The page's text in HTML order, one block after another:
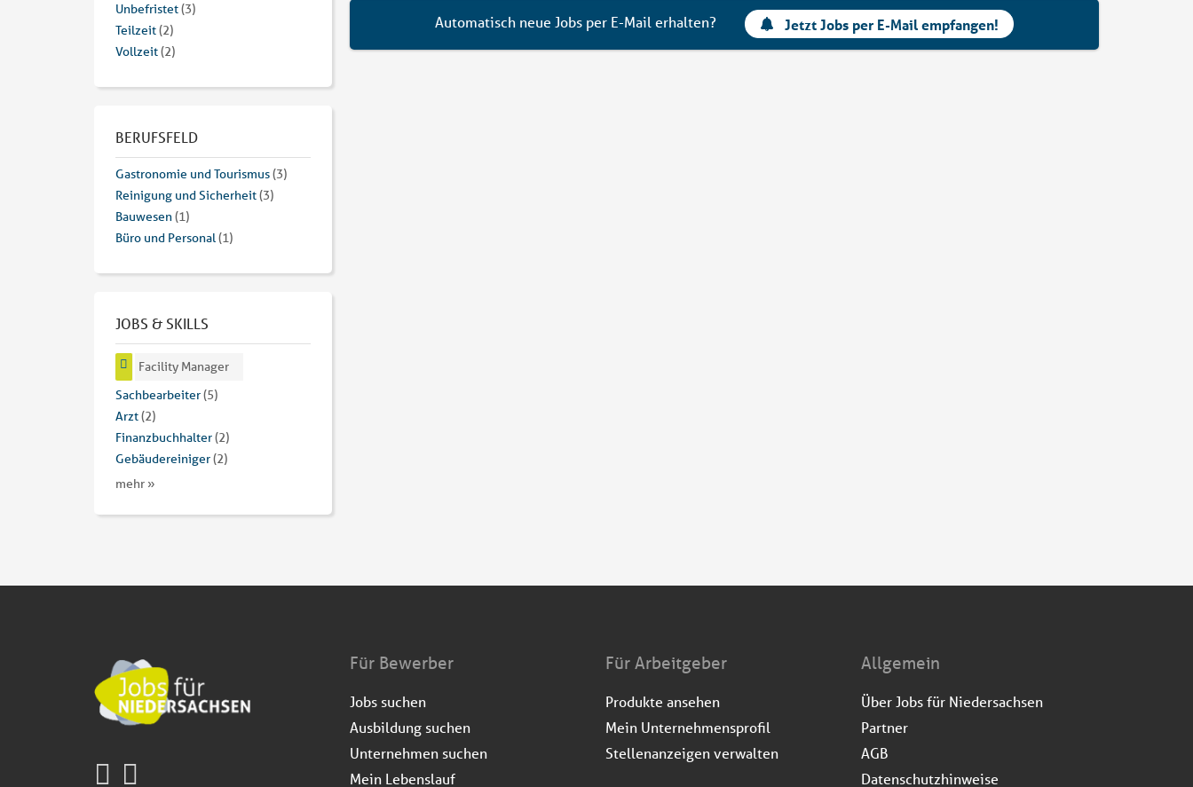
Automatisch neue Jobs per E-Mail erhalten? Jetzt Jobs per E-Mail empfangen!
Unbefristet(3)
Teilzeit(2)
Vollzeit(2)
BERUFSFELD
Gastronomie und Tourismus(3)
Reinigung und Sicherheit(3)
Bauwesen(1)
Büro und Personal(1)
JOBS & SKILLS
Facility Manager
Sachbearbeiter(5)
Arzt(2)
Finanzbuchhalter(2)
Gebäudereiniger(2)
mehr »
Für Bewerber
Jobs suchen
Ausbildung suchen
Unternehmen suchen
Mein Lebenslauf
Für Arbeitgeber
Produkte ansehen
Mein Unternehmensprofil
Stellenanzeigen verwalten
Allgemein
Über Jobs für Niedersachsen
Partner
AGB
Datenschutzhinweise